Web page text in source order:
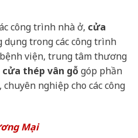
công trình nhà ở, cửa
dụng trong các công trình
viện, trung tâm thương
cửa thép vân gỗgóp phần
nghiệp cho các công
Mại